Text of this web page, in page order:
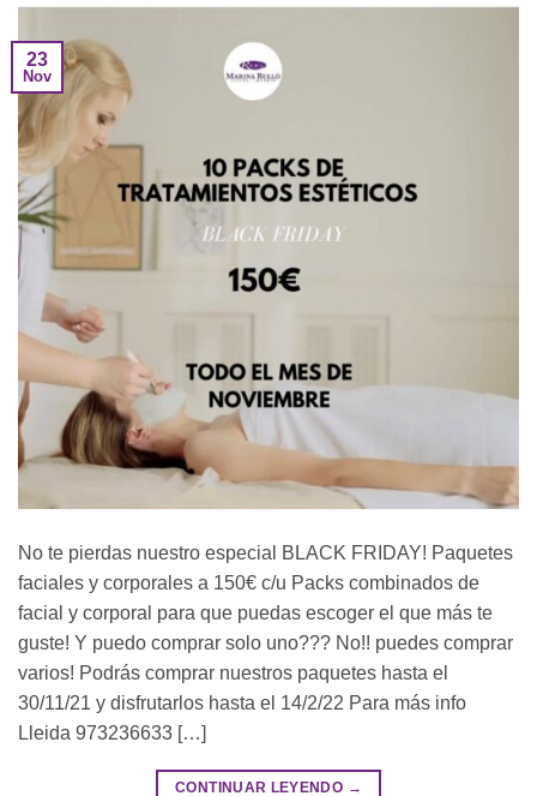
23
Nov
No te pierdas nuestro especial BLACK FRIDAY! Paquetes
faciales y corporales a 150€ c/u Packs combinados de
facial y corporal para que puedas escoger el que más te
guste! Y puedo comprar solo uno??? No!! puedes comprar
varios! Podrás comprar nuestros paquetes hasta el
30/11/21 y disfrutarlos hasta el 14/2/22 Para más info
Lleida 973236633 […]
CONTINUAR LEYENDO →